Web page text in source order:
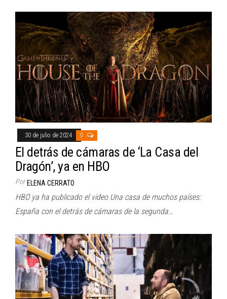
30 de julio de 2024 0
El detrás de cámaras de ‘La Casa del
Dragón’, ya en HBO
Por ELENA CERRATO
HBO ya ha publicado el video Una casa de muchos países:
España con el detrás de cámaras de la segunda…